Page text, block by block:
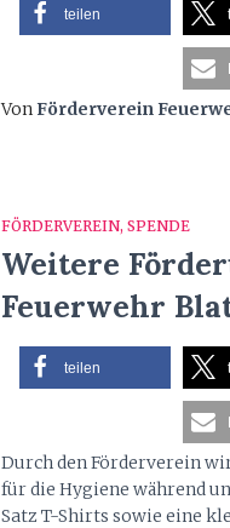
teilen
VonFörderverein
FÖRDERVEREIN SPENDE
Weitere
Feuerwehr
teilen
Durch den Förderverein
für die Hygiene während
Satz T-Shirts sowie eine